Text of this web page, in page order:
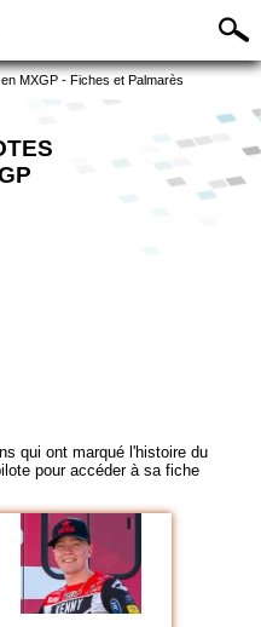
MXGP - Fiches et Palmarès
qui ont marqué l'histoire du
pour accéder à sa fiche